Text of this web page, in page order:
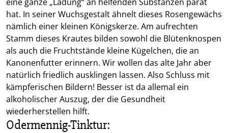
hat. In seiner Wuchsgestalt ähnelt dieses Rosengewächs
nämlich einer kleinen Königskerze. Am aufrechten
Stamm dieses Krautes bilden sowohl die Blütenknospen
als auch die Fruchtstände kleine Kügelchen, die an
Kanonenfutter erinnern. Wir wollen das alte Jahr aber
natürlich friedlich ausklingen lassen. Also Schluss mit
kämpferischen Bildern! Besser ist da allemal ein
alkoholischer Auszug, der die Gesundheit
wiederherstellen hilft.
Odermennig-Tinktur: